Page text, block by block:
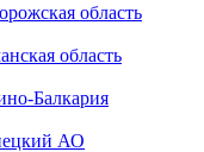
область
область
Балкария
АО